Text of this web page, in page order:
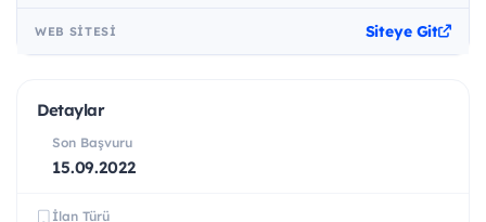
WEB SITESI Siteye Git
Detaylar
Son Başvuru
15.09.2022
İlan Türü